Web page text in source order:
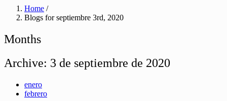
Home /
Blogs for septiembre 3rd, 2020
Months
Archive: 3 de septiembre de 2020
enero
febrero